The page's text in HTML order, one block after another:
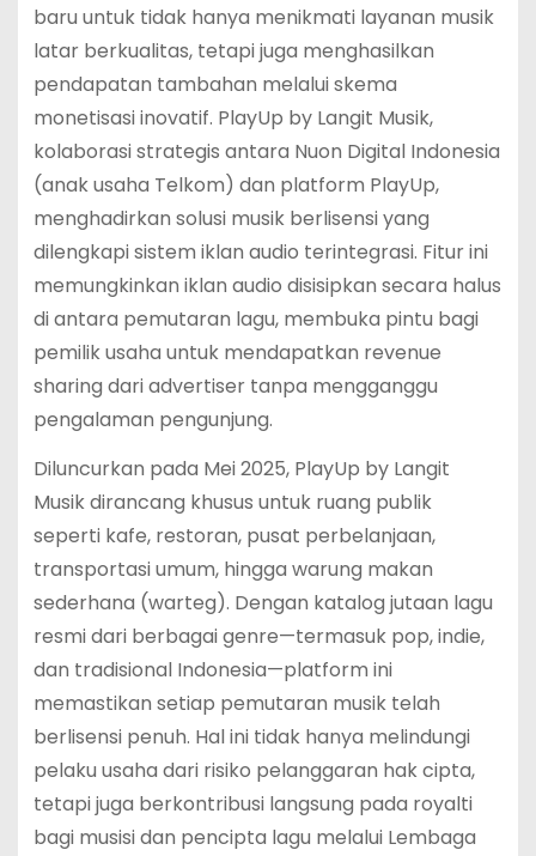
baru untuk tidak hanya menikmati layanan musik
latar berkualitas, tetapi juga menghasilkan
pendapatan tambahan melalui skema
monetisasi inovatif. PlayUp by Langit Musik,
kolaborasi strategis antara Nuon Digital Indonesia
(anak usaha Telkom) dan platform PlayUp,
menghadirkan solusi musik berlisensi yang
dilengkapi sistem iklan audio terintegrasi. Fitur ini
memungkinkan iklan audio disisipkan secara halus
di antara pemutaran lagu, membuka pintu bagi
pemilik usaha untuk mendapatkan revenue
sharing dari advertiser tanpa mengganggu
pengalaman pengunjung.
Diluncurkan pada Mei 2025, PlayUp by Langit
Musik dirancang khusus untuk ruang publik
seperti kafe, restoran, pusat perbelanjaan,
transportasi umum, hingga warung makan
sederhana (warteg). Dengan katalog jutaan lagu
resmi dari berbagai genre—termasuk pop, indie,
dan tradisional Indonesia—platform ini
memastikan setiap pemutaran musik telah
berlisensi penuh. Hal ini tidak hanya melindungi
pelaku usaha dari risiko pelanggaran hak cipta,
tetapi juga berkontribusi langsung pada royalti
bagi musisi dan pencipta lagu melalui Lembaga